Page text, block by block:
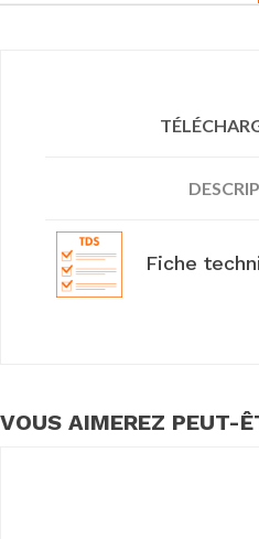
Fiche
VOUS AIMEREZ PEUT-